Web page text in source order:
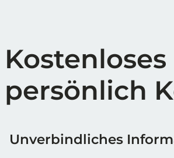
Überschrift
persönlich
Reihe 1
Reihe 1 | Spalte 1
Unverbindliches